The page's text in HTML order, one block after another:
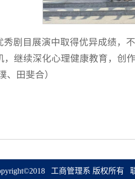
秀剧目展演中取得优异成绩，
继续深化心理健康教育，创
、田斐合）
工商管理系 版权所有